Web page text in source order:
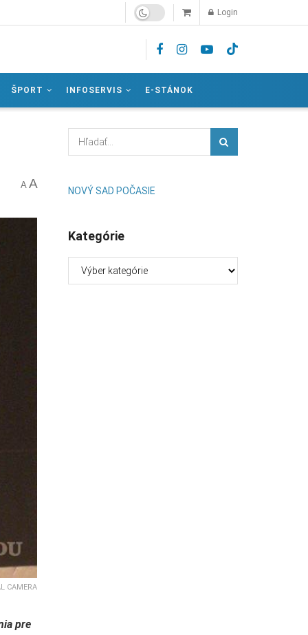
Login
ŠPORT INFOSERVIS E-STÁNOK
A A
CAMERA
pre
NOVÝ SAD POČASIE
Kategórie